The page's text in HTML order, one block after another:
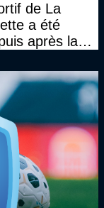
de La
a été
après la